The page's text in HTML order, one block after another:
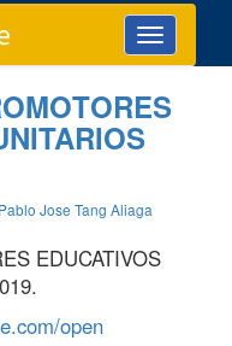
Toggle
navigation
Pablo Jose Tang Aliaga
EDUCATIVOS
open